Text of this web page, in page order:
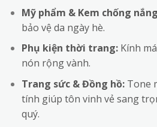
Mỹ phẩm & Kem chống
bảo vệ da ngày hè.
Phụ kiện thời trang:Kính
nón rộng vành.
Trang sức & Đồng hồ:Tone
tính giúp tôn vinh vẻ sang
quý.